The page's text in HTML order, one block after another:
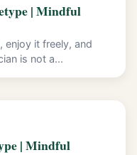
| Mindful
enjoy it freely, and
is not a...
| Mindful